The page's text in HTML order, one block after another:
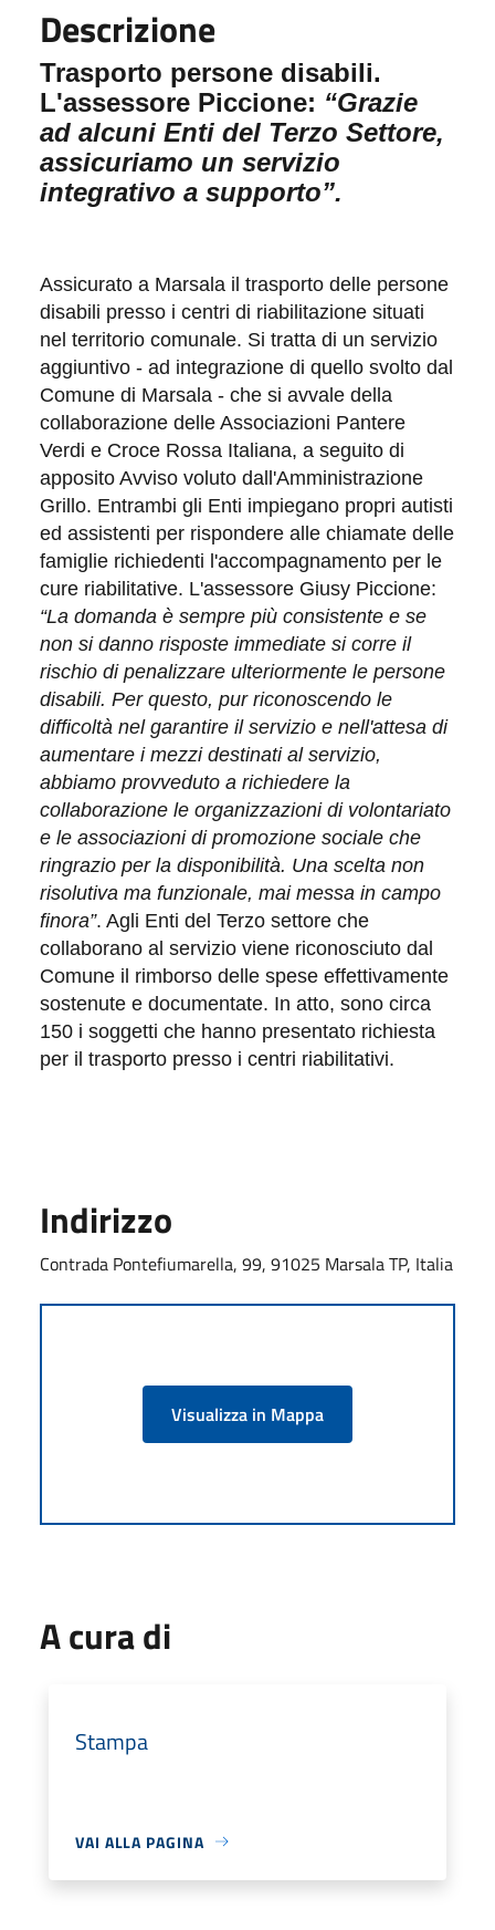
Descrizione
Trasporto persone disabili.
L'assessore Piccione: “Grazie
ad alcuni Enti del Terzo Settore,
assicuriamo un servizio
integrativo a supporto”.
Assicurato a Marsala il trasporto delle persone
disabili presso i centri di riabilitazione situati
nel territorio comunale. Si tratta di un servizio
aggiuntivo - ad integrazione di quello svolto dal
Comune di Marsala - che si avvale della
collaborazione delle Associazioni Pantere
Verdi e Croce Rossa Italiana, a seguito di
apposito Avviso voluto dall'Amministrazione
Grillo. Entrambi gli Enti impiegano propri autisti
ed assistenti per rispondere alle chiamate delle
famiglie richiedenti l'accompagnamento per le
cure riabilitative. L'assessore Giusy Piccione:
“La domanda è sempre più consistente e se
non si danno risposte immediate si corre il
rischio di penalizzare ulteriormente le persone
disabili. Per questo, pur riconoscendo le
difficoltà nel garantire il servizio e nell'attesa di
aumentare i mezzi destinati al servizio,
abbiamo provveduto a richiedere la
collaborazione le organizzazioni di volontariato
e le associazioni di promozione sociale che
ringrazio per la disponibilità. Una scelta non
risolutiva ma funzionale, mai messa in campo
finora”. Agli Enti del Terzo settore che
collaborano al servizio viene riconosciuto dal
Comune il rimborso delle spese effettivamente
sostenute e documentate. In atto, sono circa
150 i soggetti che hanno presentato richiesta
per il trasporto presso i centri riabilitativi.
Indirizzo
Contrada Pontefiumarella, 99, 91025 Marsala TP, Italia
Visualizza in Mappa
A cura di
Stampa
VAI ALLA PAGINA